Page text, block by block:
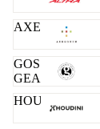
AXESQUIN
GOSSAMER
GEAR
HOUDINI